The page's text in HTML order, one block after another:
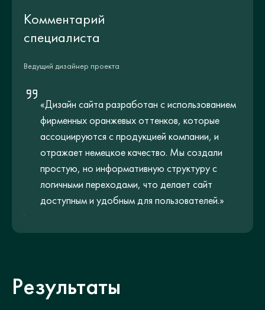
Комментарий
специалиста
Ведущий дизайнер проекта
«Дизайн сайта разработан с использованием
фирменных оранжевых оттенков, которые
ассоциируются с продукцией компании, и
отражает немецкое качество. Мы создали
простую, но информативную структуру с
логичными переходами, что делает сайт
доступным и удобным для пользователей.»
Результаты